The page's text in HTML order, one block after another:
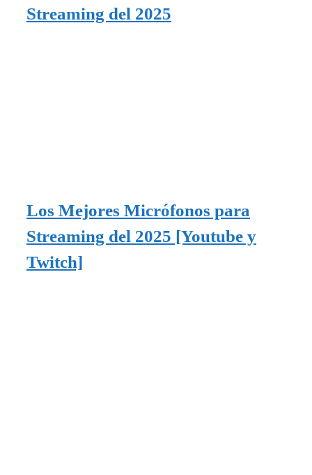
Streaming del 2025
Los Mejores Micrófonos para
Streaming del 2025 [Youtube y
Twitch]